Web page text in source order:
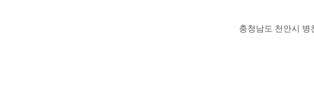
충청남도 천안시 병